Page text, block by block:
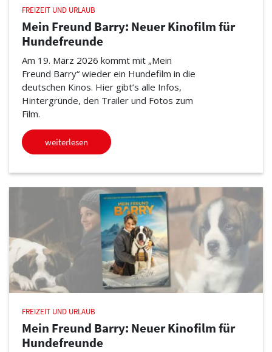
FREIZEIT UND URLAUB
Mein Freund Barry: Neuer Kinofilm für
Hundefreunde
Am 19. März 2026 kommt mit „Mein
Freund Barry“ wieder ein Hundefilm in die
deutschen Kinos. Hier gibt’s alle Infos,
Hintergründe, den Trailer und Fotos zum
Film.
weiterlesen
FREIZEIT UND URLAUB
Mein Freund Barry: Neuer Kinofilm für
Hundefreunde